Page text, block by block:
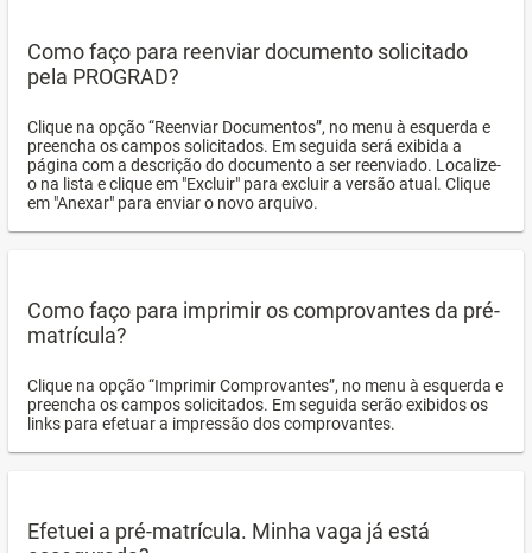
Como faço para reenviar documento solicitado
pela PROGRAD?
Clique na opção “Reenviar Documentos”, no menu à esquerda e
preencha os campos solicitados. Em seguida será exibida a
página com a descrição do documento a ser reenviado. Localize-
o na lista e clique em "Excluir" para excluir a versão atual. Clique
em "Anexar" para enviar o novo arquivo.
Como faço para imprimir os comprovantes da pré-
matrícula?
Clique na opção “Imprimir Comprovantes”, no menu à esquerda e
preencha os campos solicitados. Em seguida serão exibidos os
links para efetuar a impressão dos comprovantes.
Efetuei a pré-matrícula. Minha vaga já está